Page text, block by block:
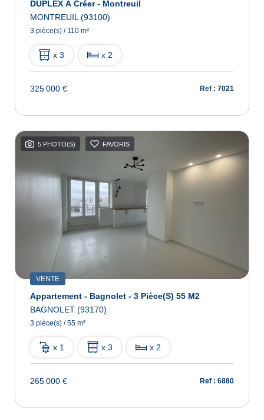
DUPLEX À Créer - Montreuil
MONTREUIL (93100)
3 pièce(s) / 110 m²
x 3 x 2
325 000 € Ref : 7021
5 PHOTO(S) FAVORIS
VENTE
Appartement - Bagnolet - 3 Pièce(s) 55 M2
BAGNOLET (93170)
3 pièce(s) / 55 m²
x 1 x 3 x 2
265 000 € Ref : 6880